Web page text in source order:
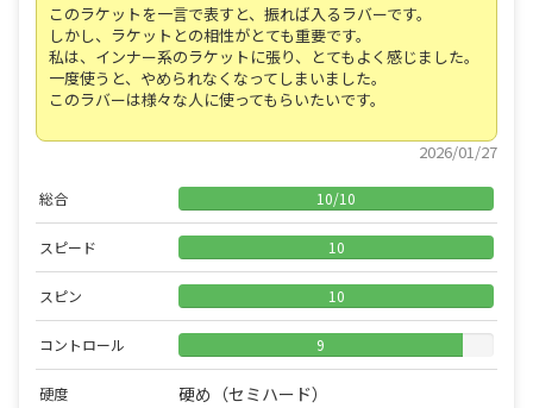
このラケットを一言で表すと、振れば入るラバーです。
しかし、ラケットとの相性がとても重要です。
私は、インナー系のラケットに張り、とてもよく感じました。
一度使うと、やめられなくなってしまいました。
このラバーは様々な人に使ってもらいたいです。
2026/01/27
総合 10/10
スピード 10
スピン 10
コントロール 9
硬度 硬め（セミハード）